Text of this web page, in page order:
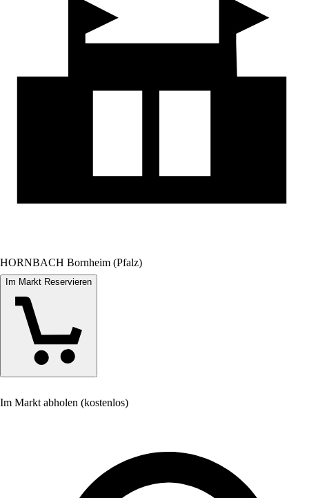
HORNBACH Bornheim (Pfalz)
Im Markt Reservieren
Im Markt abholen (kostenlos)